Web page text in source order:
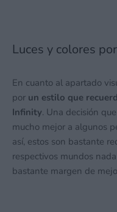
Luces y colores
En cuanto al apartado
por un estilo que
Infinity. Una decisión
mucho mejor a algunos
así, estos son bastante
respectivos mundos
bastante margen de